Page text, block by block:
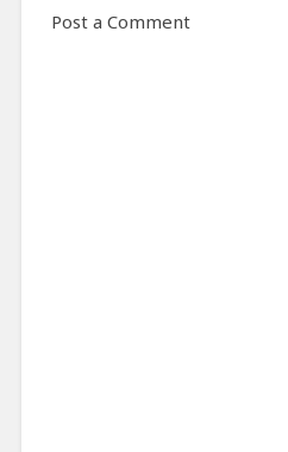
Post a Comment